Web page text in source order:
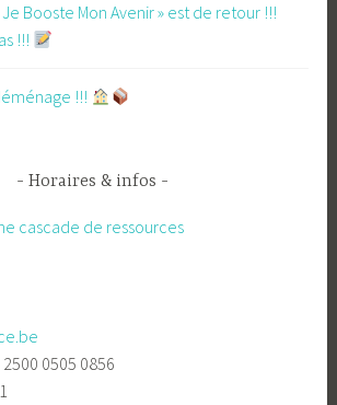
Booste Mon Avenir » est de retour !!!
!!!
!!!
Horaires & infos
cascade de ressources
0505 0856